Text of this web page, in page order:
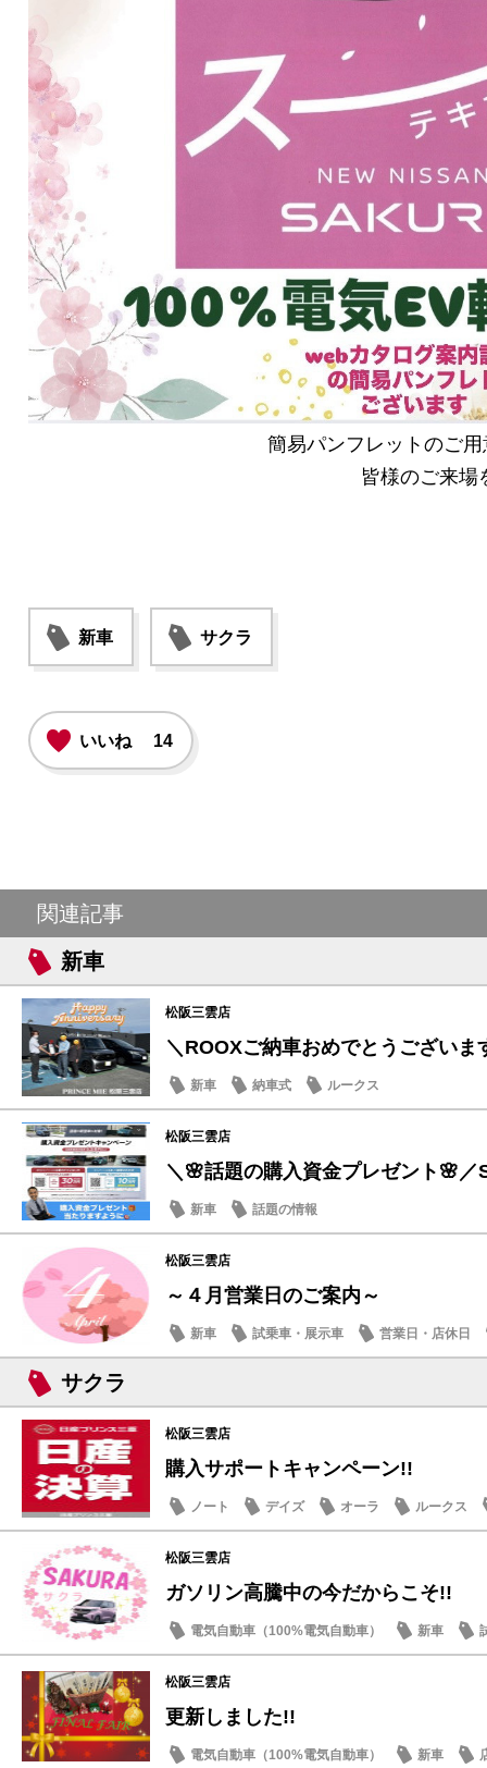
簡易パンフレットのご用意がで
皆様のご来場をお待ちし
新車 サクラ
いいね 14
関連記事
新車
松阪三雲店
＼ROOXご納車おめでとうございま
新車 納車式 ルークス
松阪三雲店
＼🌸話題の購入資金プレゼント🌸／
新車 話題の情報
松阪三雲店
～４月営業日のご案内～
新車 試乗車・展示車 営業日・店休日
サクラ
松阪三雲店
購入サポートキャンペーン!!
ノート デイズ オーラ ルークス
松阪三雲店
ガソリン高騰中の今だからこそ!!
電気自動車（100%電気自動車） 新車
サクラ
松阪三雲店
更新しました!!
電気自動車（100%電気自動車） 新車